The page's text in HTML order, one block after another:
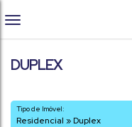
DUPLEX
Tipo de Imóvel:
Residencial » Duplex